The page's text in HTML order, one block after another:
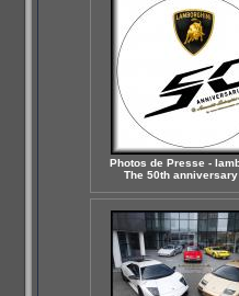
Photos de Presse -
The 50th